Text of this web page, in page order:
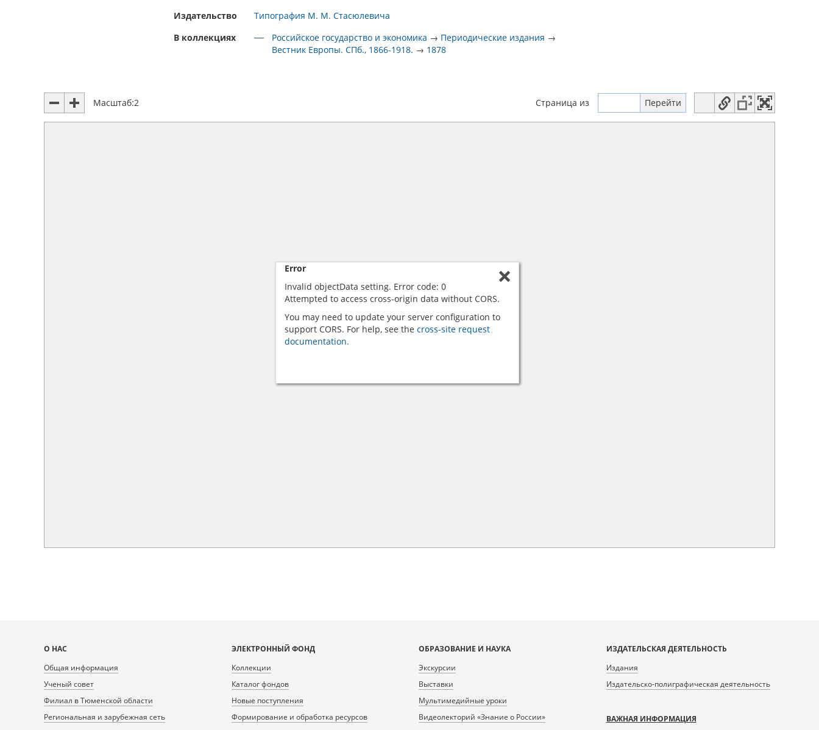
Издательство
Типография М. М. Стасюлевича
В коллекциях
Российское государство и экономика → Периодические издания →
Вестник Европы. СПб., 1866-1918. → 1878
Масштаб:2 Страница из
Error
Invalid objectData setting. Error code: 0
Attempted to access cross-origin data without CORS.
You may need to update your server configuration to
support CORS. For help, see the cross-site request
documentation.
Карта
сайта
О НАС
Общая информация
Ученый совет
Филиал в Тюменской области
Региональная и зарубежная сеть
ЭЛЕКТРОННЫЙ ФОНД
Коллекции
Каталог фондов
Новые поступления
Формирование и обработка ресурсов
ОБРАЗОВАНИЕ И НАУКА
Экскурсии
Выставки
Мультимедийные уроки
Видеолекторий «Знание о России»
ИЗДАТЕЛЬСКАЯ ДЕЯТЕЛЬНОСТЬ
Издания
Издательско-полиграфическая деятельность
ВАЖНАЯ ИНФОРМАЦИЯ